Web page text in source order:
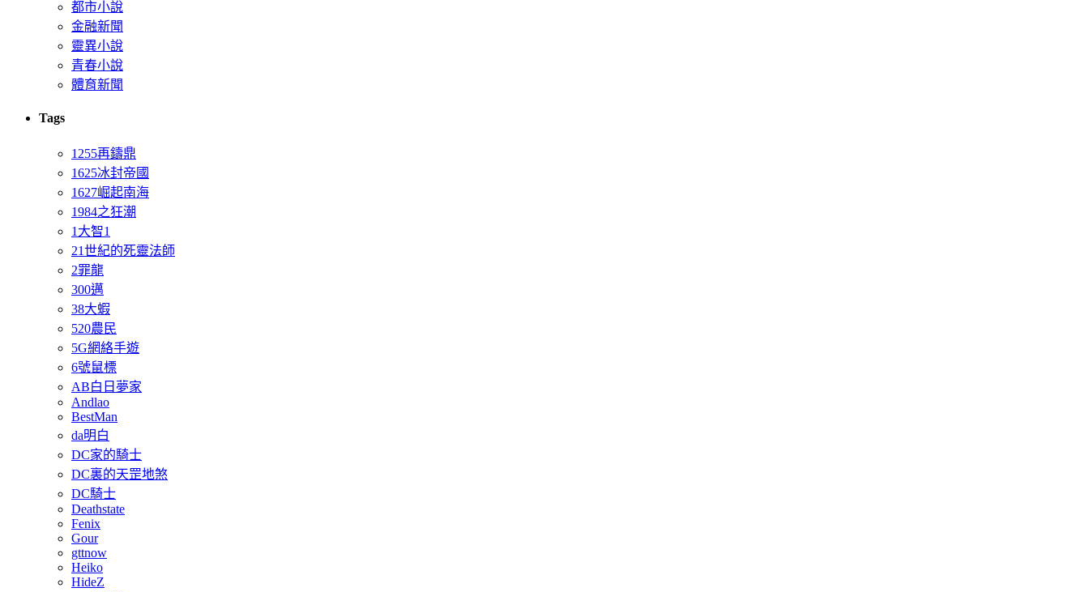
都市小說
金融新聞
靈異小說
青春小說
體育新聞
Tags
1255再鑄鼎
1625冰封帝國
1627崛起南海
1984之狂潮
1大智1
21世紀的死靈法師
2罪龍
300邁
38大蝦
520農民
5G網絡手遊
6號鼠標
AB白日夢家
Andlao
BestMan
da明白
DC家的騎士
DC裏的天罡地煞
DC騎士
Deathstate
Fenix
Gour
gttnow
Heiko
HideZ